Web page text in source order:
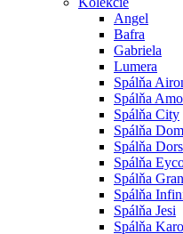
Angel
Bafra
Gabriela
Lumera
Spálňa
Spálňa
Spálňa City
Spálňa
Spálňa
Spálňa
Spálňa
Spálňa
Spálňa Jesi
Spálňa